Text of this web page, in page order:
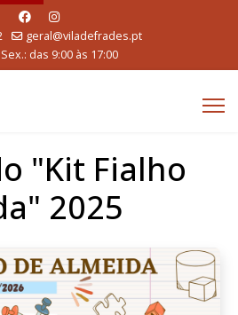
geral@viladefrades.pt
das 9:00 às 17:00
"Kit Fialho
2025